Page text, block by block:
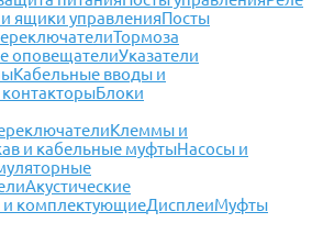
ящики управленияПосты
Тормоза
оповещателиУказатели
Кабельные вводы и
контакторыБлоки
Клеммы и
и кабельные муфтыНасосы и
Акустические
комплектующиеДисплеиМуфты